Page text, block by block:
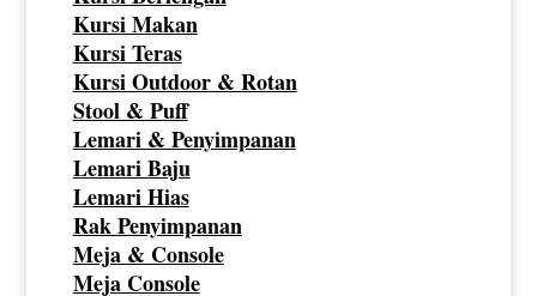
Kursi Makan
Kursi Teras
Kursi Outdoor & Rotan
Stool & Puff
Lemari & Penyimpanan
Lemari Baju
Lemari Hias
Rak Penyimpanan
Meja & Console
Meja Console